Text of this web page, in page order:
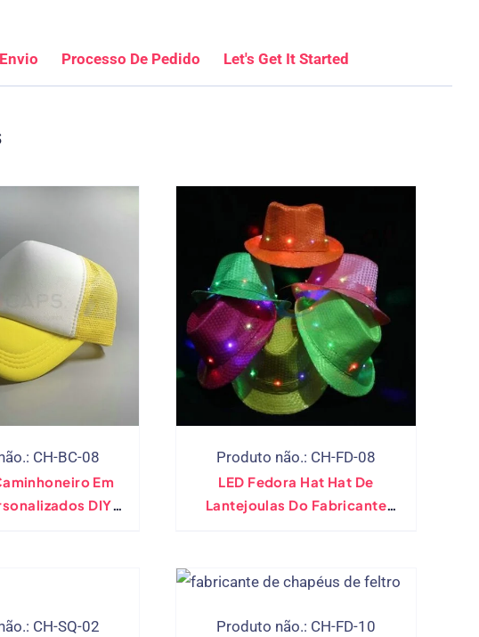
Processo De Pedido Let's Get It Started
CH-BC-08
Em
DIY
Produto não.: CH-FD-08
LED Fedora Hat Hat De
Lantejoulas Do Fabricante
CH-SQ-02 Produto não.: CH-FD-10